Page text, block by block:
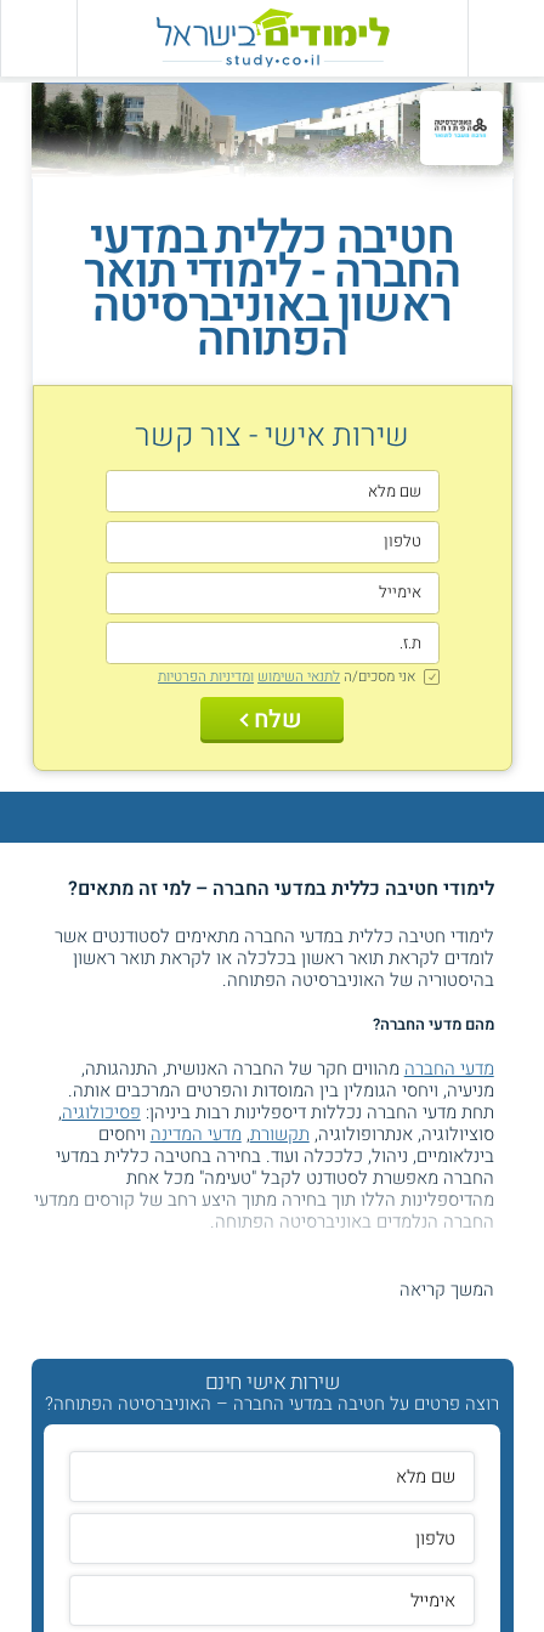
חטיבה כללית במדעי
החברה - לימודי תואר
ראשון באוניברסיטה
הפתוחה
שירות אישי - צור קשר
אני מסכים/ה לתנאי השימוש ומדיניות הפרטיות
שלח
לימודי חטיבה כללית במדעי החברה – למי זה מתאים?
לימודי חטיבה כללית במדעי החברה מתאימים לסטודנטים אשר
לומדים לקראת תואר ראשון בכלכלה או לקראת תואר ראשון
בהיסטוריה של האוניברסיטה הפתוחה.
מהם מדעי החברה?
מדעי החברה מהווים חקר של החברה האנושית, התנהגותה,
מניעיה, ויחסי הגומלין בין המוסדות והפרטים המרכבים אותה.
תחת מדעי החברה נכללות דיספלינות רבות ביניהן: פסיכולוגיה,
סוציולוגיה, אנתרופולוגיה, תקשורת, מדעי המדינה ויחסים
בינלאומיים, ניהול, כלככלה ועוד. בחירה בחטיבה כללית במדעי
החברה מאפשרת לסטודנט לקבל "טעימה" מכל אחת
מהדיספלינות הללו תוך בחירה מתוך היצע רחב של קורסים ממדעי
החברה הנלמדים באוניברסיטה הפתוחה.
החברה מקנים לסטודנט את התשתית המחקרית למדעי החברה,
המאפיינות את מדעי החברה כאשר לכל אחת מהדיספלינות שיטת
תוכנית לימודים זו תהווה בסיס להמשך ללמודים לתואר שני
בתחום מדעי החברה. במהלך הלימודים לחטיבה כללית במדעי
החברה הסטודנט יכול לבחור את הדיספלינה שבה היה מעוניין
להמשיך את הלימודים.
תוכנית הלימודים
הקורסים בחוג ללימודי מדעי החברה רבים ומגוונים כיוון והם
מכילים דיסיפלינות רבות כגון:
כלכלה,חינוךועוד.
המשך קריאה
שירות אישי חינם
רוצה פרטים על חטיבה במדעי החברה – האוניברסיטה הפתוחה?